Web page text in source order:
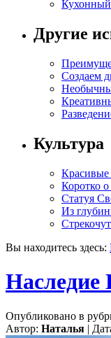
Кухонный
Другие
Создаем
Культура
Коротко о
Статуя
Из
Вы находитесь здесь:
Опубликовано в
Автор: Наталья |